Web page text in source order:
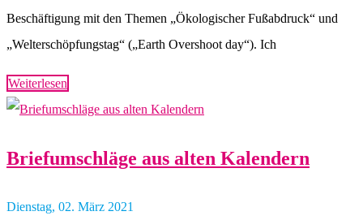
Beschäftigung mit den Themen „Ökologischer Fußabdruck“ und
„Welterschöpfungstag“ („Earth Overshoot day“). Ich
Weiterlesen
Briefumschläge aus alten Kalendern
Dienstag, 02. März 2021